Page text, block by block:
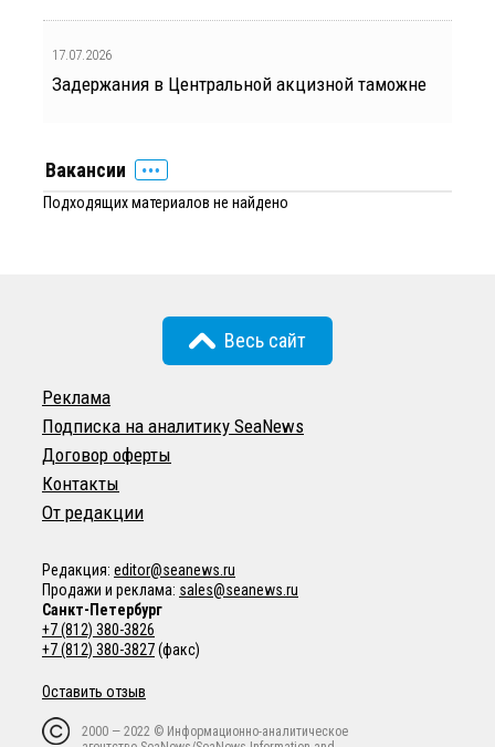
17.07.2026
Задержания в Центральной акцизной таможне
Вакансии
Подходящих материалов не найдено
Весь сайт
Реклама
Подписка на аналитику SeaNews
Договор оферты
Контакты
От редакции
Редакция: editor@seanews.ru
Продажи и реклама: sales@seanews.ru
Санкт-Петербург
+7 (812) 380-3826
+7 (812) 380-3827(факс)
Оставить отзыв
2000 — 2022 © Информационно-аналитическое